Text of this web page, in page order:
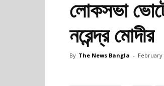
লোকসভা
নরেন্দ্র মোদীর
By The News Bangla - February